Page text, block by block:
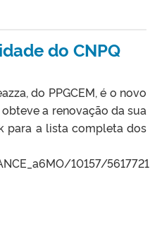
do CNPQ
do PPGCEM, é o novo
a renovação da sua
para a lista completa dos
10157/5617721